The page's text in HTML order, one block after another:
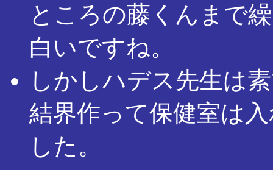
ところの藤くんまで
白いですね。
しかしハデス先生は
結界作って保健室は
した。